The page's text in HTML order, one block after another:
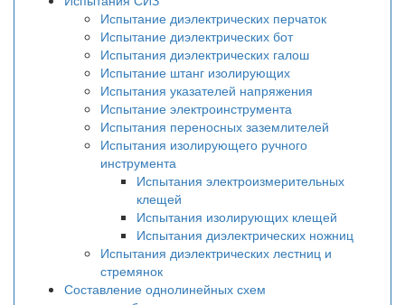
Испытание диэлектрических перчаток
Испытание диэлектрических бот
Испытания диэлектрических галош
Испытание штанг изолирующих
Испытания указателей напряжения
Испытание электроинструмента
Испытания переносных заземлителей
Испытания изолирующего ручного
инструмента
Испытания электроизмерительных
клещей
Испытания изолирующих клещей
Испытания диэлектрических ножниц
Испытания диэлектрических лестниц и
стремянок
Составление однолинейных схем